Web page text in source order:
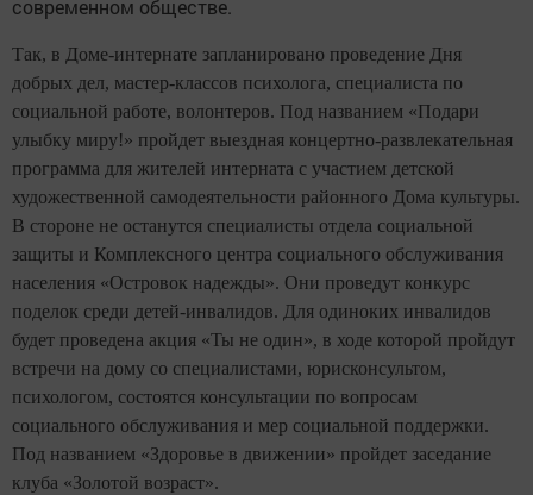
современном обществе.
Так, в Доме-интернате запланировано проведение Дня
добрых дел, мастер-классов психолога, специалиста по
социальной работе, волонтеров. Под названием «Подари
улыбку миру!» пройдет выездная концертно-развлекательная
программа для жителей интерната с участием детской
художественной самодеятельности районного Дома культуры.
В стороне не останутся специалисты отдела социальной
защиты и Комплексного центра социального обслуживания
населения «Островок надежды». Они проведут конкурс
поделок среди детей-инвалидов. Для одиноких инвалидов
будет проведена акция «Ты не один», в ходе которой пройдут
встречи на дому со специалистами, юрисконсультом,
психологом, состоятся консультации по вопросам
социального обслуживания и мер социальной поддержки.
Под названием «Здоровье в движении» пройдет заседание
клуба «Золотой возраст».